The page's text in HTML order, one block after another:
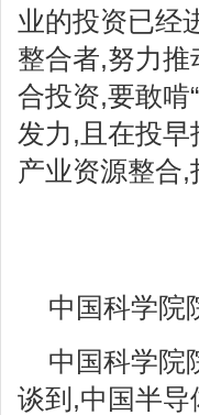
业的投资已经
整合者,努力
合投资,要敢啃
发力,且在投
产业资源整合
中国科学院
中国科学院
谈到,中国半导